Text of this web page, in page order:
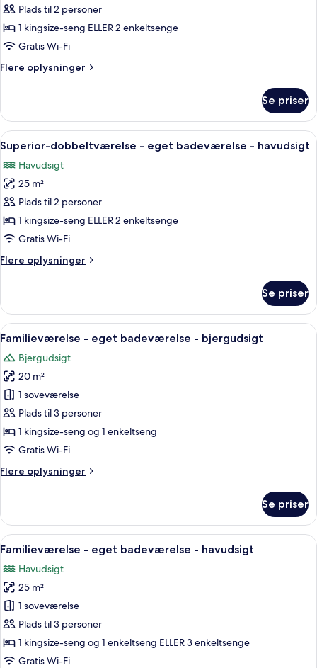
Superior-
dobbeltværelse
-
badeværelse
Plads til 2 personer
1 kingsize-seng ELLER 2 enkeltsenge
Gratis Wi-Fi
Flere oplysninger
Flere
dobbeltværelse
eget
badeværelse
-
havudsigt
Se priser
Indlæs
alle
billeder
af
Superior-
dobbeltværelse
-
badeværelse
Et hotelværelse med en seng, to
6
Superior-dobbeltværelse - eget badeværelse - havudsigt
Havudsigt
25 m²
Plads til 2 personer
1 kingsize-seng ELLER 2 enkeltsenge
Gratis Wi-Fi
Flere oplysninger
Flere
dobbeltværelse
eget
-
havudsigt
Se priser
Indlæs
alle
billeder
af
Familieværelse
-
eget
badeværelse
bjergudsigt
Et hotelværelse med to senge, et
7
Familieværelse - eget badeværelse - bjergudsigt
Bjergudsigt
20 m²
1 soveværelse
Plads til 3 personer
1 kingsize-seng og 1 enkeltseng
Gratis Wi-Fi
Flere oplysninger
Flere
-
eget
badeværelse
bjergudsigt
Se priser
Indlæs
alle
billeder
af
Familieværelse
-
eget
badeværelse
Et soveværelse med to senge, en
6
Familieværelse - eget badeværelse - havudsigt
Havudsigt
25 m²
1 soveværelse
Plads til 3 personer
1 kingsize-seng og 1 enkeltseng ELLER 3 enkeltsenge
Gratis Wi-Fi